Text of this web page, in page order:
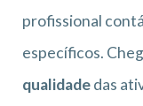
profissional
específicos.
qualidadedas